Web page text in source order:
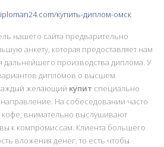
купить-диплом-омск
нашего сайта предварительно
анкету, которая предоставляет нам
производства диплома. У
дипломов о высшем
желающий купит специально
На собеседовании часто
кофе, внимательно выслушивают
к компромиссам. Клиента большего
вложения денег, то есть чтобы